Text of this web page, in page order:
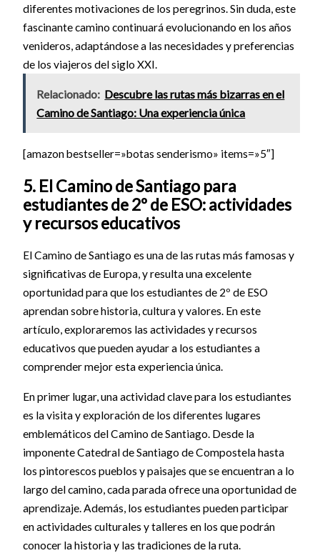
diferentes motivaciones de los peregrinos. Sin duda, este
fascinante camino continuará evolucionando en los años
venideros, adaptándose a las necesidades y preferencias
de los viajeros del siglo XXI.
Relacionado: Descubre las rutas más bizarras en el
Camino de Santiago: Una experiencia única
[amazon bestseller=»botas senderismo» items=»5″]
5. El Camino de Santiago para
estudiantes de 2º de ESO: actividades
y recursos educativos
El Camino de Santiago es una de las rutas más famosas y
significativas de Europa, y resulta una excelente
oportunidad para que los estudiantes de 2º de ESO
aprendan sobre historia, cultura y valores. En este
artículo, exploraremos las actividades y recursos
educativos que pueden ayudar a los estudiantes a
comprender mejor esta experiencia única.
En primer lugar, una actividad clave para los estudiantes
es la visita y exploración de los diferentes lugares
emblemáticos del Camino de Santiago. Desde la
imponente Catedral de Santiago de Compostela hasta
los pintorescos pueblos y paisajes que se encuentran a lo
largo del camino, cada parada ofrece una oportunidad de
aprendizaje. Además, los estudiantes pueden participar
en actividades culturales y talleres en los que podrán
conocer la historia y las tradiciones de la ruta.